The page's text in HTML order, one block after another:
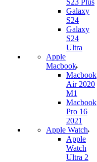
S23 Plus
Galaxy
S24
Galaxy
S24
Ultra
Apple
Macbook
Macbook
Air 2020
M1
Macbook
Pro 16
2021
Apple Watch
Apple
Watch
Ultra 2